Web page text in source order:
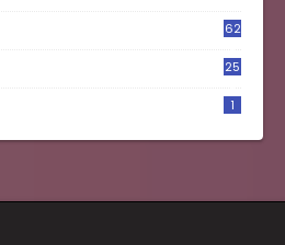
62
25
1